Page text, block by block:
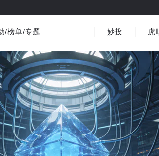
社会文化 金融财经 出海
医疗 3C数码 观点
选
/榜单/专题 妙投 虎